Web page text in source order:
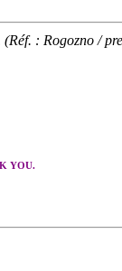
(Réf. : Rogozno /
YOU.